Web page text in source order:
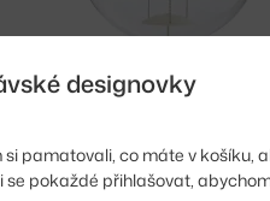
VERPAN
3 - 5 týdnů
designovky
pamatovali, co máte v košíku,
se pokaždé přihlašovat,